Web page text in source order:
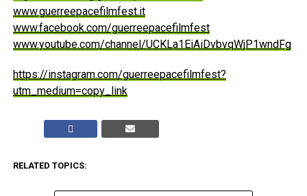
www.guerreepacefilmfest.it
www.facebook.com/guerreepacefilmfest
www.youtube.com/channel/UCKLa1EiAiDvbvqWjP1wndFg
https://instagram.com/guerreepacefilmfest?
utm_medium=copy_link
RELATED TOPICS: